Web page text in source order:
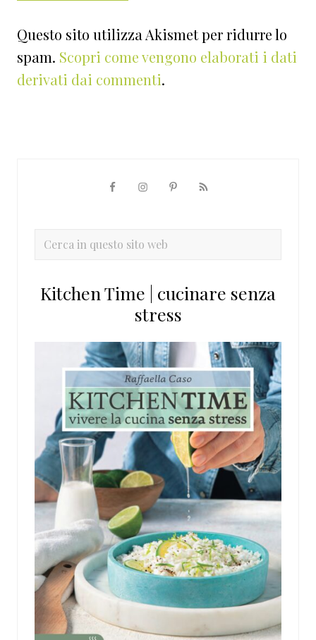
Questo sito utilizza Akismet per ridurre lo
spam. Scopri come vengono elaborati i dati
derivati dai commenti.
primaria
Cerca
sito
Kitchen Time | cucinare senza
stress